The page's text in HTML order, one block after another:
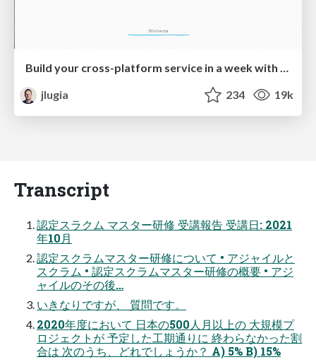
Build your cross-platform service in a week with App Engine
jlugia
234 19k
Transcript
認定スラクム マスター研修 受講報告 受講日: 2021
年10月
認定スクラムマスター研修について • アジャイルと
スクラム • 認定スクラムマスター研修の概要 • アジ
ャイルのその後…
いきなりですが、 質問です。
2020年度において 日本の500人月以上の 大規模プ
ロジェクトが 予定した工期通りに 終わらなかった割
合は 次のうち、どれでしょうか？ A) 5% B) 15%